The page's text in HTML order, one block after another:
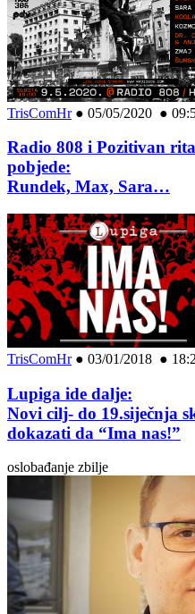
TrisComHr● 05/05/2020 ●
Radio 808 i Pozitivan
pobjede:
Rundek, Max, Sara…
TrisComHr● 03/01/2018 ●
Lupiga ide dalje:
Novi cilj- do 19.siječnja
dokazati da “Ima nas!”
oslobađanje zbilje